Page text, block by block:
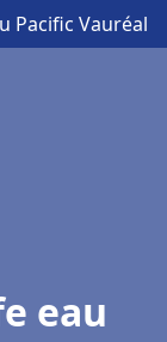
Pacific Vauréal
eau